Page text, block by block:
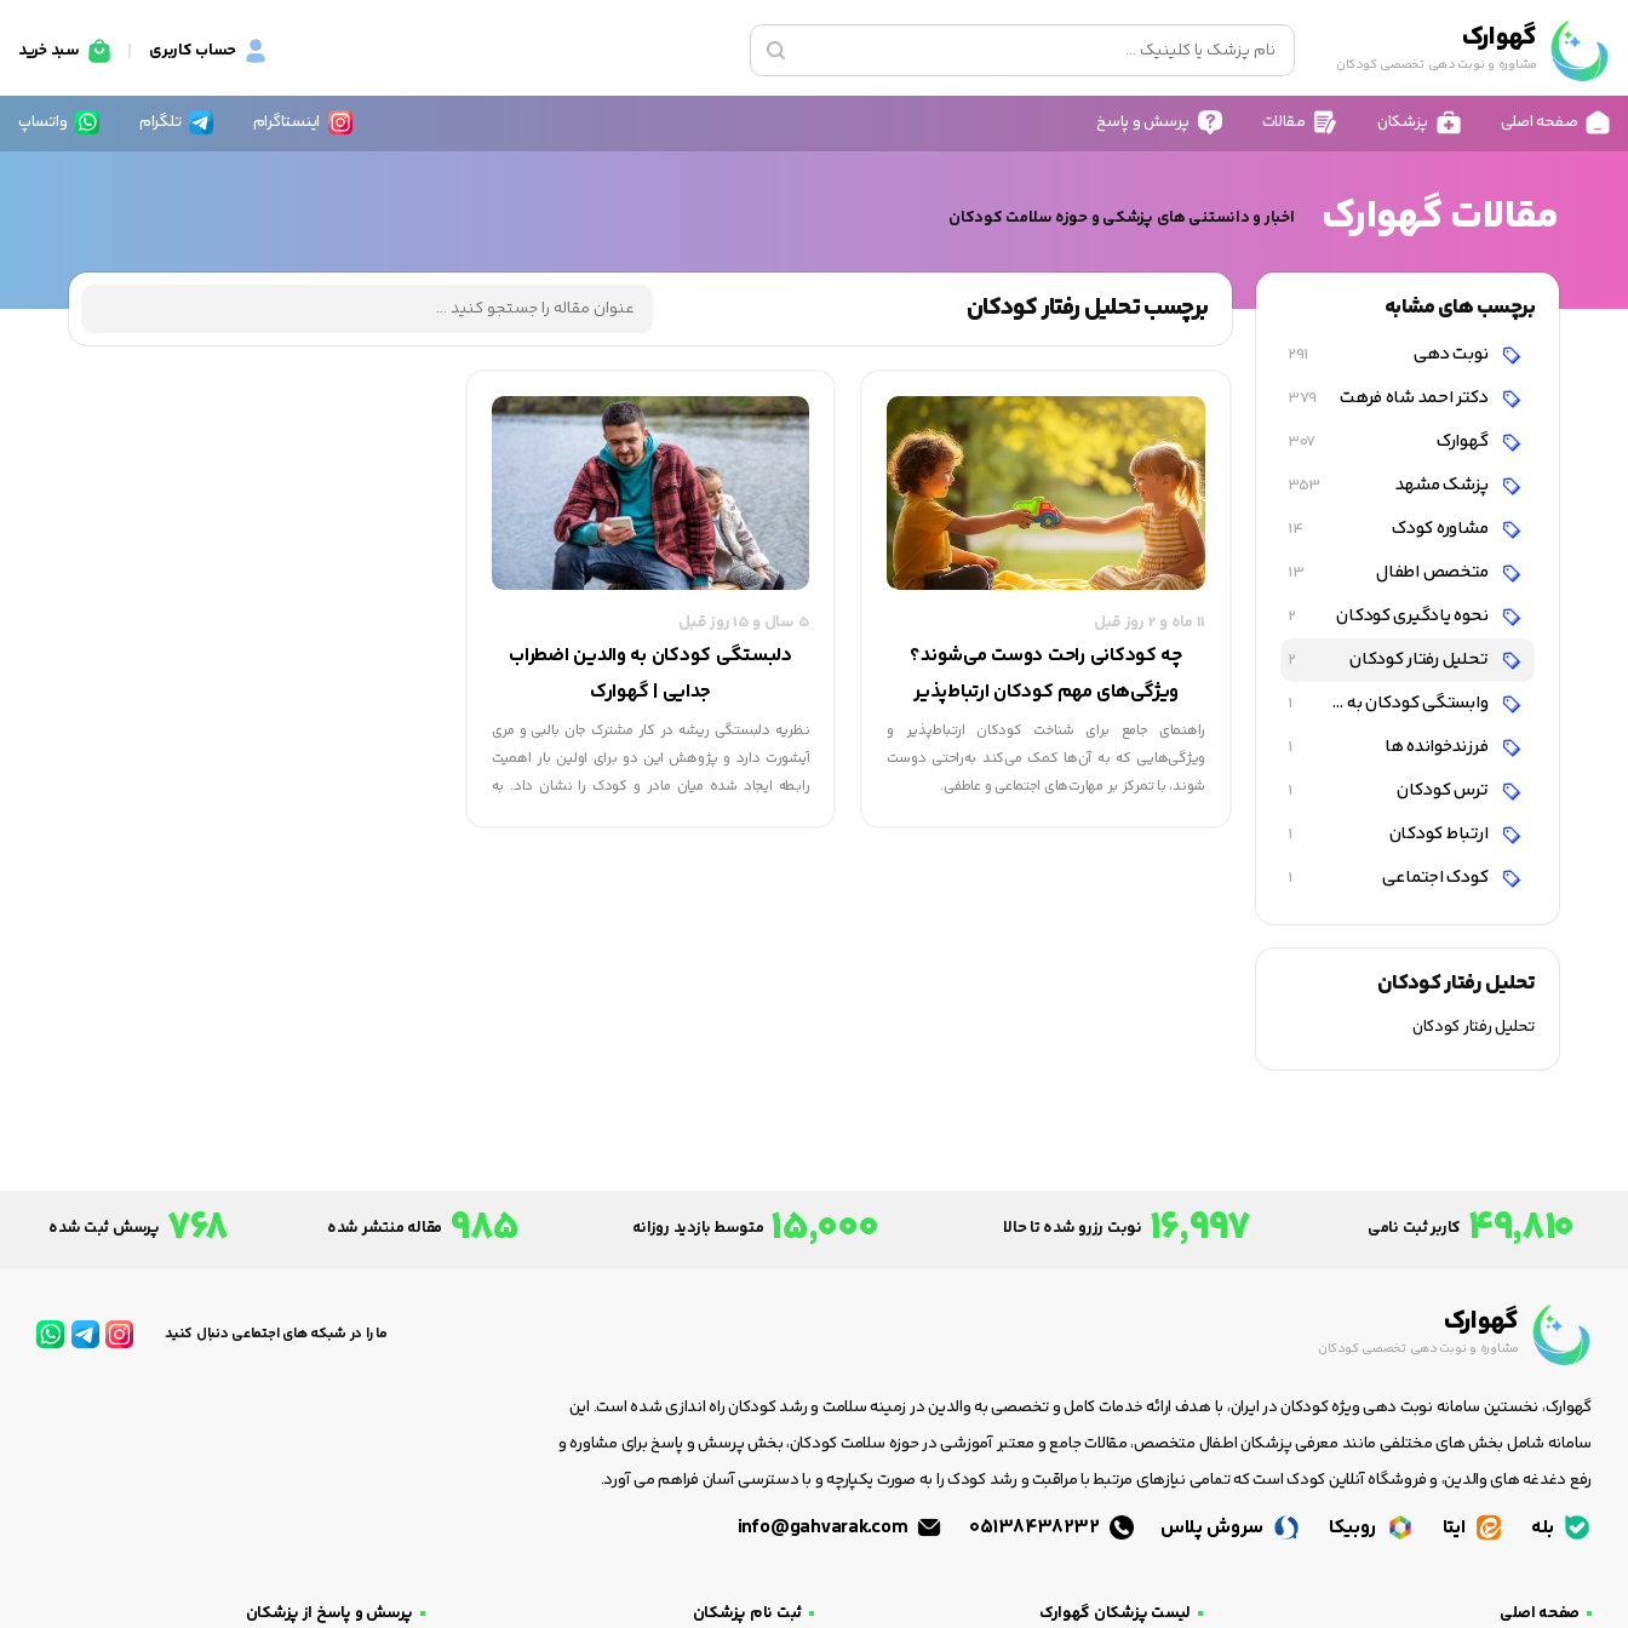
گهوارک
مشاوره و نوبت دهی تخصصی کودکان
حساب کاربری سبد خرید
صفحه اصلی پزشکان مقالات پرسش و پاسخ اینستاگرام تلگرام واتساپ
مقالات گهوارک اخبار و دانستنی های پزشکی و حوزه سلامت کودکان
برچسب های مشابه
نوبت دهی 291
دکتر احمد شاه فرهت 379
گهوارک 307
پزشک مشهد 353
مشاوره کودک 14
متخصص اطفال 13
نحوه یادگیری کودکان 2
تحلیل رفتار کودکان 2
وابستگی کودکان به والدین 1
فرزندخوانده ها 1
ترس کودکان 1
ارتباط کودکان 1
کودک اجتماعی 1
تحلیل رفتار کودکان
تحلیل رفتار کودکان
برچسب تحلیل رفتار کودکان
11 ماه و 2 روز قبل
چه کودکانی راحت دوست می‌شوند؟
ویژگی‌های مهم کودکان ارتباط‌پذیر
راهنمای جامع برای شناخت کودکان ارتباط‌پذیر و
ویژگی‌هایی که به آن‌ها کمک می‌کند به‌راحتی دوست
شوند، با تمرکز بر مهارت‌های اجتماعی و عاطفی.
5 سال و 15 روز قبل
دلبستگی کودکان به والدین اضطراب
جدایی | گهوارک
نظريه دلبستگی ریشه در کار مشترک جان بالبی و مری
آیشورت دارد و پژوهش این دو برای اولین بار اهمیت
رابطه ایجاد شده میان مادر و کودک را نشان داد. به
49,810 کاربر ثبت نامی 16,997 نوبت رزرو شده تا حالا 15,000 متوسط بازدید روزانه 985 مقاله منتشر شده 768 پرسش ثبت شده
گهوارک
مشاوره و نوبت دهی تخصصی کودکان
ما را در شبکه های اجتماعی دنبال کنید
گهوارک، نخستین سامانه نوبت دهی ویژه کودکان در ایران، با هدف ارائه خدمات کامل و تخصصی به والدین در زمینه سلامت و رشد کودکان راه اندازی شده است. این
سامانه شامل بخش های مختلفی مانند معرفی پزشکان اطفال متخصص، مقالات جامع و معتبر آموزشی در حوزه سلامت کودکان، بخش پرسش و پاسخ برای مشاوره و
رفع دغدغه های والدین، و فروشگاه آنلاین کودک است که تمامی نیازهای مرتبط با مراقبت و رشد کودک را به صورت یکپارچه و با دسترسی آسان فراهم می آورد.
بله ایتا روبیکا سروش پلاس
صفحه اصلی لیست پزشکان گهوارک ثبت نام پزشکان پرسش و پاسخ از پزشکان